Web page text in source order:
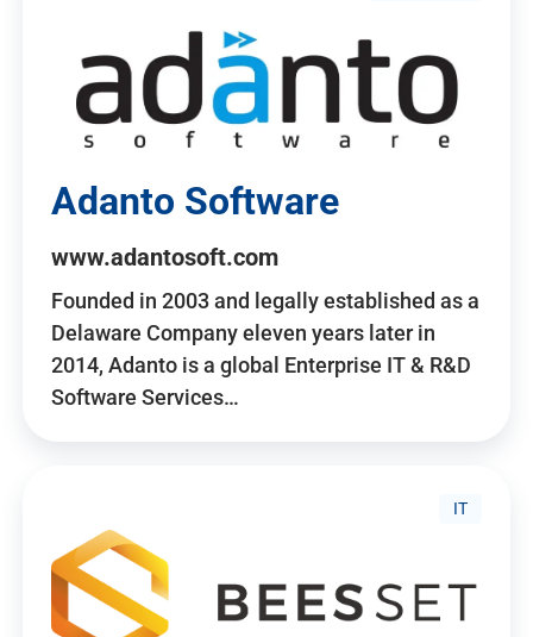
Adanto Software
www.adantosoft.com
Founded in 2003 and legally established as a
Delaware Company eleven years later in
2014, Adanto is a global Enterprise IT & R&D
Software Services…
IT